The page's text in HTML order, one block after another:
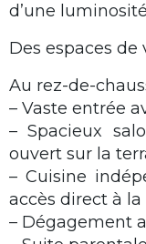
d’une
Des espaces
Au rez-de-
– Vaste entrée
– Spacieux
ouvert sur la
– Cuisine
accès direct à
– Dégagement